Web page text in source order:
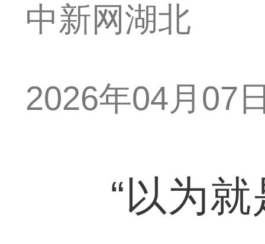
中新网湖北
2026年04月07
“以为就